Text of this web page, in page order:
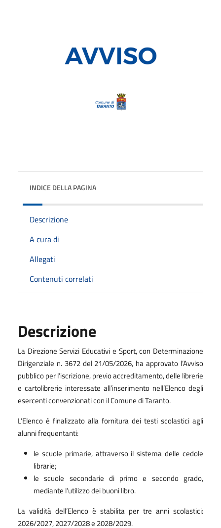
INDICE DELLA PAGINA
Descrizione
A cura di
Allegati
Contenuti correlati
Descrizione
La Direzione Servizi Educativi e Sport, con Determinazione
Dirigenziale n. 3672 del 21/05/2026, ha approvato l’Avviso
pubblico per l’iscrizione, previo accreditamento, delle librerie
e cartolibrerie interessate all’inserimento nell’Elenco degli
esercenti convenzionati con il Comune di Taranto.
L’Elenco è finalizzato alla fornitura dei testi scolastici agli
alunni frequentanti:
le scuole primarie, attraverso il sistema delle cedole
librarie;
le scuole secondarie di primo e secondo grado,
mediante l’utilizzo dei buoni libro.
La validità dell’Elenco è stabilita per tre anni scolastici:
2026/2027, 2027/2028 e 2028/2029.